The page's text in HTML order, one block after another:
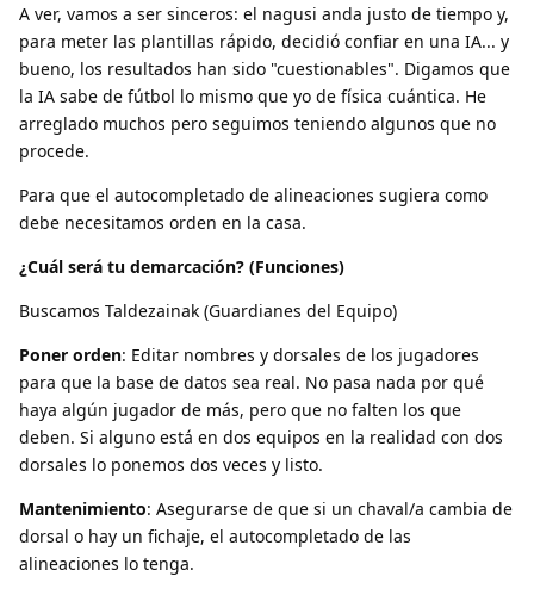
A ver, vamos a ser sinceros: el nagusi anda justo de tiempo y,
para meter las plantillas rápido, decidió confiar en una IA... y
bueno, los resultados han sido "cuestionables". Digamos que
la IA sabe de fútbol lo mismo que yo de física cuántica. He
arreglado muchos pero seguimos teniendo algunos que no
procede.
Para que el autocompletado de alineaciones sugiera como
debe necesitamos orden en la casa.
¿Cuál será tu demarcación? (Funciones)
Buscamos Taldezainak (Guardianes del Equipo)
Poner orden: Editar nombres y dorsales de los jugadores
para que la base de datos sea real. No pasa nada por qué
haya algún jugador de más, pero que no falten los que
deben. Si alguno está en dos equipos en la realidad con dos
dorsales lo ponemos dos veces y listo.
Mantenimiento: Asegurarse de que si un chaval/a cambia de
dorsal o hay un fichaje, el autocompletado de las
alineaciones lo tenga.